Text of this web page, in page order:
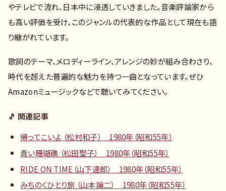
やテレビで流れ、日本中に浸透していきました。音楽評論家から
も高い評価を受け、このジャンルの代表的な作品として現在も語
り継がれています。
歌詞のテーマ、メロディーライン、アレンジの妙が組み合わさり、
時代を超えた普遍的な魅力を持つ一曲となっています。ぜひ
Amazonミュージックなどで聴いてみてください。
🎵 関連記事
帰ってこいよ （松村和子） 1980年（昭和55年）
青い珊瑚礁 （松田聖子） 1980年（昭和55年）
RIDE ON TIME（山下達郎） 1980年（昭和55年）
みちのくひとり旅 （山本譲二） 1980年（昭和55年）